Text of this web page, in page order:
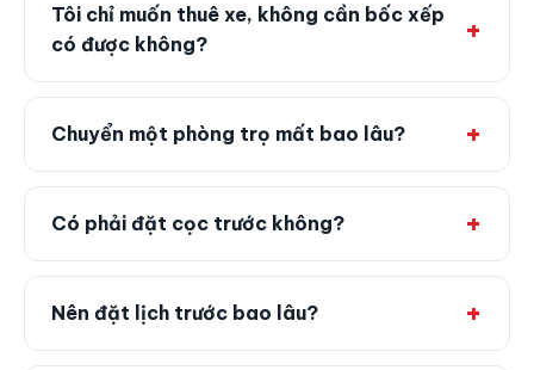
Tôi chỉ muốn thuê xe, không cần bốc xếp
có được không?
Chuyển một phòng trọ mất bao lâu?
Có phải đặt cọc trước không?
Nên đặt lịch trước bao lâu?